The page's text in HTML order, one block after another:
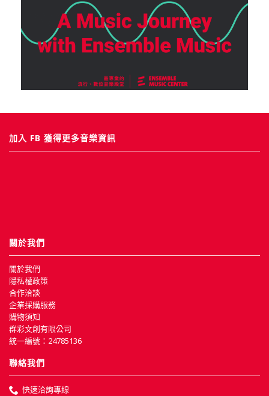
加入 FB 獲得更多音樂資訊
關於我們
關於我們
隱私權政策
合作洽談
企業採購服務
購物須知
群彩文創有限公司
統一編號：24785136
聯絡我們
快速洽詢專線